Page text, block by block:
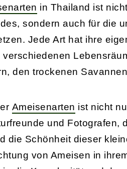
in Thailand ist
sondern auch für die
Jede Art hat ihre
den trockenen
Ameisenarten ist nicht
und Fotografen,
die Schönheit dieser
von Ameisen in